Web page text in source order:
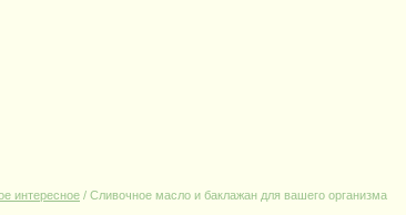
интересное / Сливочное масло и баклажан для вашего организма